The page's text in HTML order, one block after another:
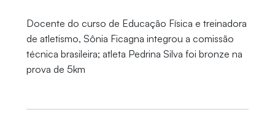
Docente do curso de Educação Física e treinadora
de atletismo, Sônia Ficagna integrou a comissão
técnica brasileira; atleta Pedrina Silva foi bronze na
prova de 5km